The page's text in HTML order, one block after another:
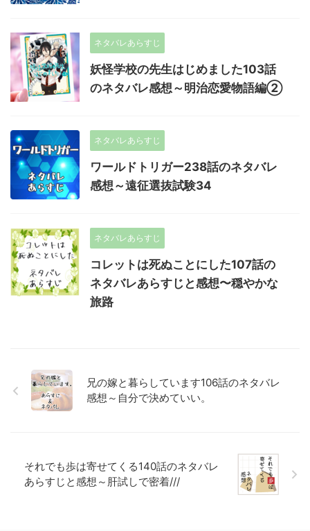
ネタバレあらすじ
妖怪学校の先生はじめました103話
のネタバレ感想～明治恋愛物語編②
ネタバレあらすじ
ワールドトリガー238話のネタバレ
感想～遠征選抜試験34
ネタバレあらすじ
コレットは死ぬことにした107話の
ネタバレあらすじと感想〜穏やかな
旅路
兄の嫁と暮らしています106話のネタバレ
感想～自分で決めていい。
それでも歩は寄せてくる140話のネタバレ
あらすじと感想～肝試しで密着///